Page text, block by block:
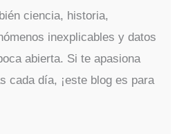
ciencia, historia,
inexplicables y datos
abierta. Si te apasiona
cada día, ¡este blog es para